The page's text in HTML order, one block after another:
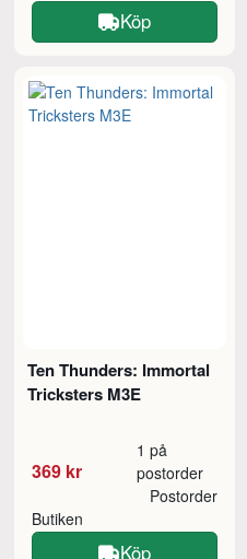
Köp
Ten Thunders: Immortal
Tricksters M3E
369 kr
1 på
postorder
Butiken
Postorder
Köp